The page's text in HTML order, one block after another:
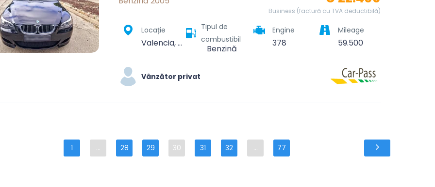
Business (factură cu TVA deductibilă)
Locație
Valencia, Comarca de València, Valencia, Valencian Community, Spain
Tipul de
combustibil
Benzină
Engine
378
Mileage
59.500
Vânzător privat
1 ... 28 29 30 31 32 ... 77